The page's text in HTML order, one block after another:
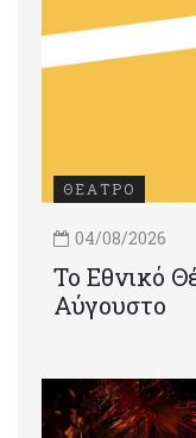
ΘΕΑΤΡΟ
04/08/2026
Το Εθνικό
Αύγουστο